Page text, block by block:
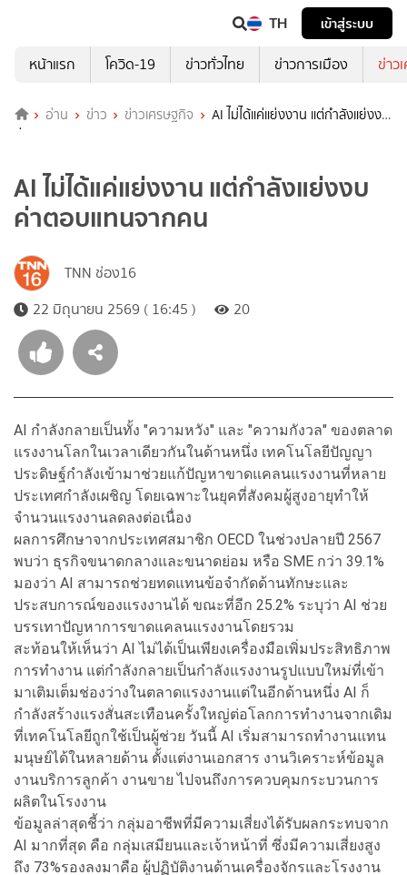
TH
เข้าสู่ระบบ
หน้าแรก
โควิด-19 ข่าวทั่วไทย ข่าวการเมือง ข่าว
อ่าน ข่าว ข่าวเศรษฐกิจ
AI ไม่ได้แค่แย่งงาน แต่กำลังแย่งงบ
ค่าตอบแทนจากคน
AI ไม่ได้แค่แย่งงาน แต่กำลังแย่งงบ
ค่าตอบแทนจากคน
TNN ช่อง16
22 มิถุนายน 2569 ( 16:45 )
20
AI กำลังกลายเป็นทั้ง "ความหวัง" และ "ความกังวล" ของตลาด
แรงงานโลกในเวลาเดียวกันในด้านหนึ่ง เทคโนโลยีปัญญา
ประดิษฐ์กำลังเข้ามาช่วยแก้ปัญหาขาดแคลนแรงงานที่หลาย
ประเทศกำลังเผชิญ โดยเฉพาะในยุคที่สังคมผู้สูงอายุทำให้
จำนวนแรงงานลดลงต่อเนื่อง
ผลการศึกษาจากประเทศสมาชิก OECD ในช่วงปลายปี 2567
พบว่า ธุรกิจขนาดกลางและขนาดย่อม หรือ SME กว่า 39.1%
มองว่า AI สามารถช่วยทดแทนข้อจำกัดด้านทักษะและ
ประสบการณ์ของแรงงานได้ ขณะที่อีก 25.2% ระบุว่า AI ช่วย
บรรเทาปัญหาการขาดแคลนแรงงานโดยรวม
สะท้อนให้เห็นว่า AI ไม่ได้เป็นเพียงเครื่องมือเพิ่มประสิทธิภาพ
การทำงาน แต่กำลังกลายเป็นกำลังแรงงานรูปแบบใหม่ที่เข้า
มาเติมเต็มช่องว่างในตลาดแรงงานแต่ในอีกด้านหนึ่ง AI ก็
กำลังสร้างแรงสั่นสะเทือนครั้งใหญ่ต่อโลกการทำงานจากเดิม
ที่เทคโนโลยีถูกใช้เป็นผู้ช่วย วันนี้ AI เริ่มสามารถทำงานแทน
มนุษย์ได้ในหลายด้าน ตั้งแต่งานเอกสาร งานวิเคราะห์ข้อมูล
งานบริการลูกค้า งานขาย ไปจนถึงการควบคุมกระบวนการ
ผลิตในโรงงาน
ข้อมูลล่าสุดชี้ว่า กลุ่มอาชีพที่มีความเสี่ยงได้รับผลกระทบจาก
AI มากที่สุด คือ กลุ่มเสมียนและเจ้าหน้าที่ ซึ่งมีความเสี่ยงสูง
ถึง 73%รองลงมาคือ ผู้ปฏิบัติงานด้านเครื่องจักรและโรงงาน